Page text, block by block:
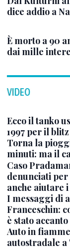
dice addio a
È morto a 90
dai mille
VIDEO
Ecco il tanko
1997 per il
Torna la
minuti: ma il
Caso
denunciati
anche aiutare
I messaggi di
Franceschin:
è stato
Auto in
autostradale